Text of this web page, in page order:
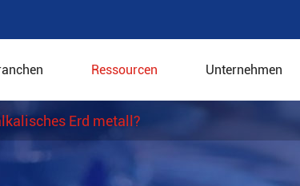
Ressourcen Unternehmen
Erd metall?